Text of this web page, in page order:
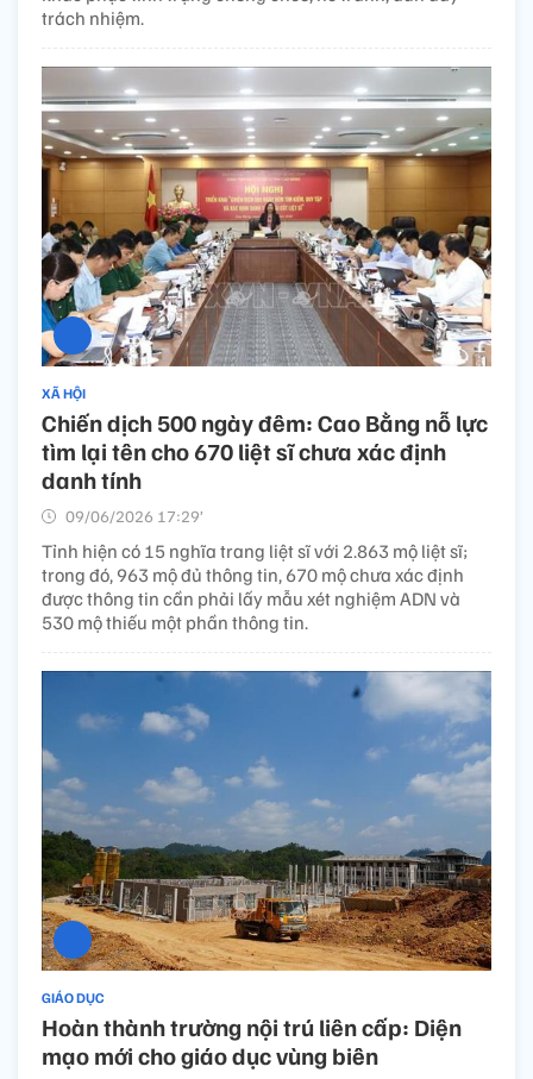
trách nhiệm.
XÃ HỘI
Chiến dịch 500 ngày đêm: Cao Bằng nỗ lực
tìm lại tên cho 670 liệt sĩ chưa xác định
danh tính
09/06/2026 17:29’
Tỉnh hiện có 15 nghĩa trang liệt sĩ với 2.863 mộ liệt sĩ;
trong đó, 963 mộ đủ thông tin, 670 mộ chưa xác định
được thông tin cần phải lấy mẫu xét nghiệm ADN và
530 mộ thiếu một phần thông tin.
GIÁO DỤC
Hoàn thành trường nội trú liên cấp: Diện
mạo mới cho giáo dục vùng biên